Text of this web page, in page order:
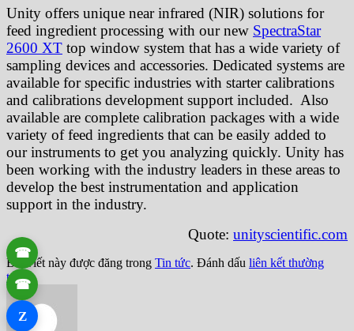
Unity offers unique near infrared (NIR) solutions for
feed ingredient processing with our new SpectraStar
2600 XT top window system that has a wide variety of
sampling devices and accessories. Dedicated systems are
available for specific industries with starter calibrations
and calibrations development support included. Also
available are complete calibration packages with a wide
variety of feed ingredients that can be easily added to
our instruments to get you analyzing quickly. Unity has
been working with the industry leaders in these areas to
develop the best instrumentation and application
support in the industry.
Quote: unityscientific.com
Bài viết này được đăng trong Tin tức. Đánh dấu liên kết thường
trực.
☎
☎
Z